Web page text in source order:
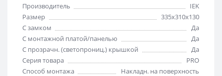
Производитель
IEK
Размер
335х310х130
С замком
Да
С монтажной платой/панелью
Да
С прозрачн. (светопрониц.) крышкой
Да
Серия товара
PRO
Способ монтажа
Накладн. на поверхность